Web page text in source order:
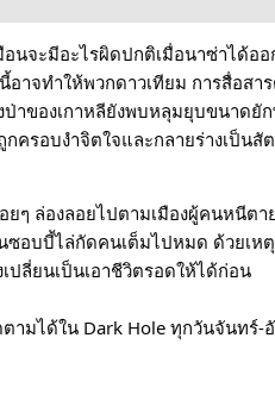
นจะมีอะไรผิดปกติเมื่อนาซ่าได้อ
จทำให้พวกดาวเทียม การสื่อสาร
าของเกาหลียังพบหลุมยุบขนาดยั
ครอบงำจิตใจและกลายร่างเป็นสั
ล่องลอยไปตามเมืองผู้คนหนีตา
ซอบบี้ไล่กัดคนเต็มไปหมด ด้วยเห
ลี่ยนเป็นเอาชีวิตรอดให้ได้ก่อน
ามได้ใน Dark Hole ทุกวันจันทร์-